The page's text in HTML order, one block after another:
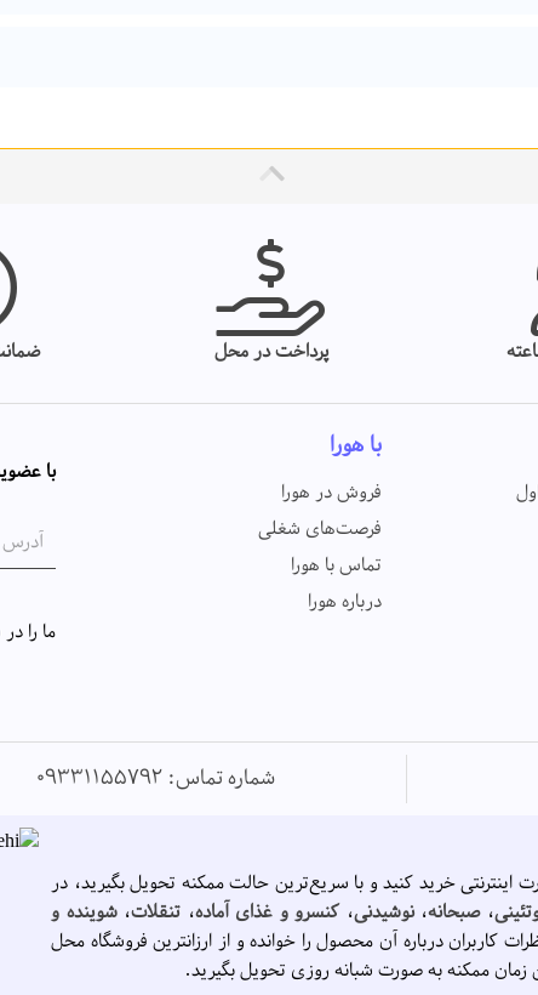
پرداخت در محل
با هورا
فروش در هورا
فرصت‌های شغلی
تماس با هورا
درباره هورا
با
ما را
شماره تماس: 09331155792
اینترنتی خرید کنید و با سریع‌ترین حالت ممکنه تحویل بگیرید، در
،صبحانه،نوشیدنی،کنسرو و غذای آماده، تنقلات،شوینده و
کاربران درباره آن محصول را خوانده و از ارزانترین فروشگاه محل
ممکنه به صورت شبانه روزی تحویل بگیرید.